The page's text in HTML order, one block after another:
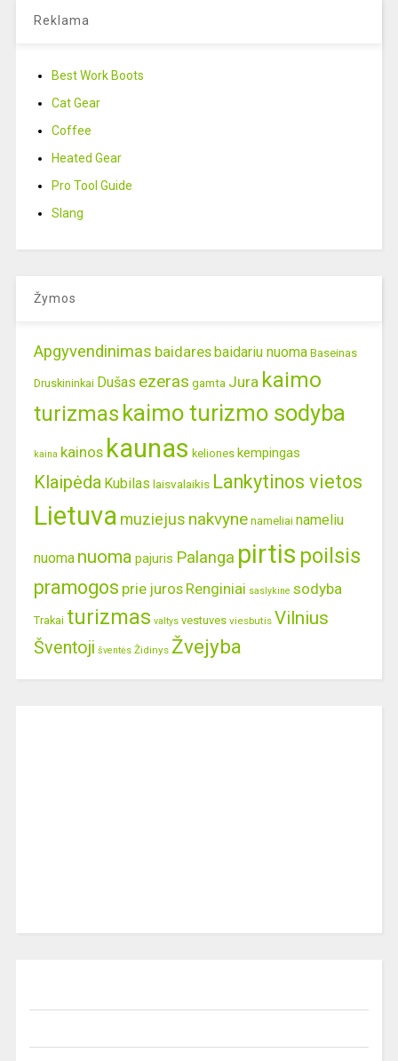
Reklama
Best Work Boots
Cat Gear
Coffee
Heated Gear
Pro Tool Guide
Slang
Žymos
Apgyvendinimas baidaresbaidariu nuoma Baseinas
Druskininkai Dušas ezeras gamta Jura kaimo
turizmas kaimo turizmo sodyba
kaina kainos kaunas keliones kempingas
Klaipėda Kubilas laisvalaikis Lankytinos vietos
Lietuva muziejus nakvyne nameliai nameliu
nuoma nuoma pajuris Palanga pirtis poilsis
pramogos prie juros Renginiai saslykine sodyba
Trakai turizmas valtys vestuves viesbutis Vilnius
Šventoji šventės Židinys Žvejyba